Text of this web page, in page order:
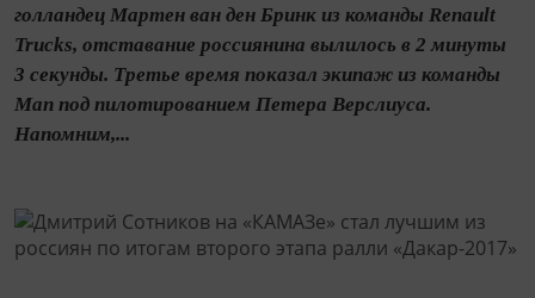
голландец Мартен ван ден Бринк из команды Renault
Trucks, отставание россиянина вылилось в 2 минуты
3 секунды. Третье время показал экипаж из команды
Man под пилотированием Петера Верслиуса.
Напомним,...